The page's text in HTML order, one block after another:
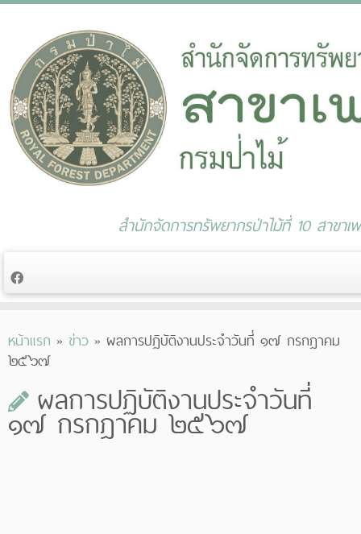
to
content
สำนักจัดการทรัพยากรป่าไม้ที่ 10 สาขาเ
หน้าแรก » ข่าว » ผลการปฏิบัติงานประจำวันที่ ๑๗ กรกฎาคม
๒๕๖๗
ผลการปฏิบัติงานประจำวันที่
๑๗ กรกฎาคม ๒๕๖๗